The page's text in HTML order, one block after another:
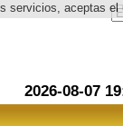
servicios, aceptas
Idioma
2026-08-07